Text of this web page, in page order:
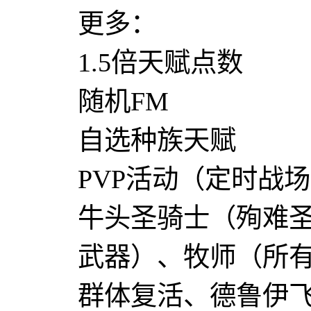
更多：
1.5倍天赋点数
随机FM
自选种族天赋
PVP活动（定时战
牛头圣骑士（殉难
武器）、牧师（所
群体复活、德鲁伊